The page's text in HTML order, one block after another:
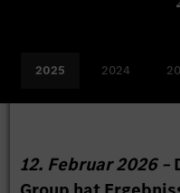
2025 2024
12. Februar 2026 –